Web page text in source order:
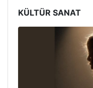
KÜLTÜR SANAT